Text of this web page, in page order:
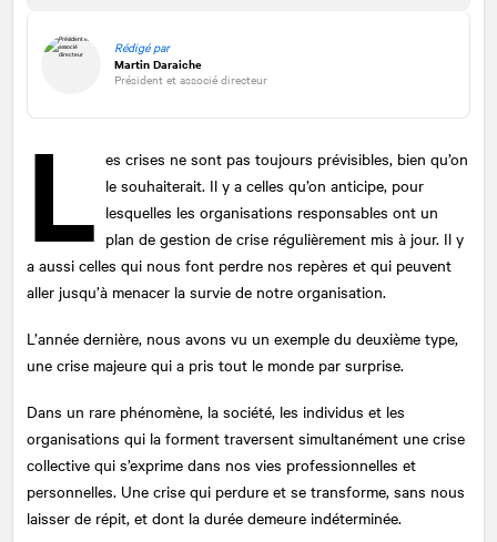
Rédigé par
Martin Daraiche
Président et associé directeur
L es crises ne sont pas toujours prévisibles, bien qu’on
le souhaiterait. Il y a celles qu’on anticipe, pour
lesquelles les organisations responsables ont un
plan de gestion de crise régulièrement mis à jour. Il y
a aussi celles qui nous font perdre nos repères et qui peuvent
aller jusqu’à menacer la survie de notre organisation.
L’année dernière, nous avons vu un exemple du deuxième type,
une crise majeure qui a pris tout le monde par surprise.
Dans un rare phénomène, la société, les individus et les
organisations qui la forment traversent simultanément une crise
collective qui s’exprime dans nos vies professionnelles et
personnelles. Une crise qui perdure et se transforme, sans nous
laisser de répit, et dont la durée demeure indéterminée.